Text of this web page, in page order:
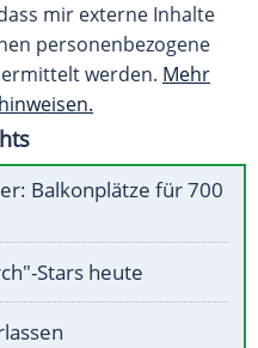
mir externe Inhalte
personenbezogene
werden. Mehr
Balkonplätze für 700
Stars heute